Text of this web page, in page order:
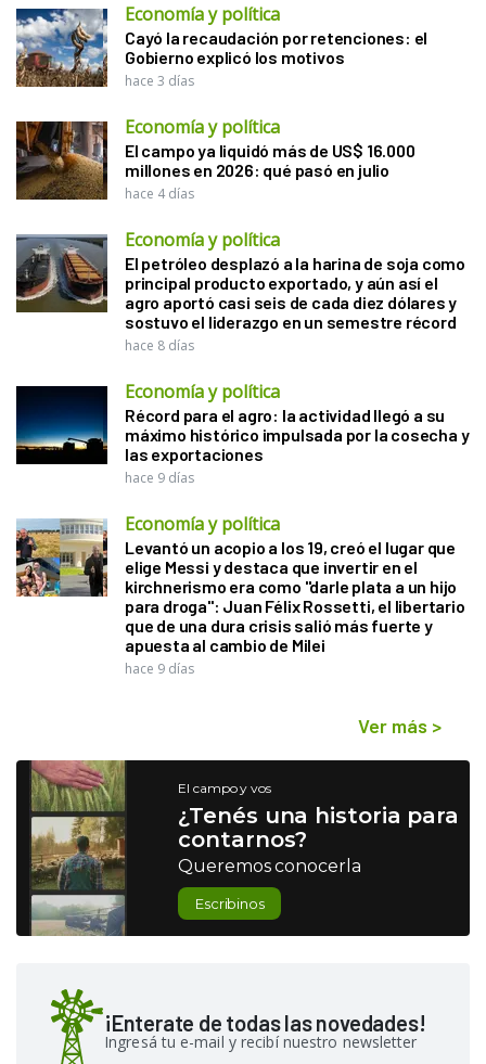
Economía y política
Cayó la recaudación por retenciones: el
Gobierno explicó los motivos
hace 3 días
Economía y política
El campo ya liquidó más de US$ 16.000
millones en 2026: qué pasó en julio
hace 4 días
Economía y política
El petróleo desplazó a la harina de soja como
principal producto exportado, y aún así el
agro aportó casi seis de cada diez dólares y
sostuvo el liderazgo en un semestre récord
hace 8 días
Economía y política
Récord para el agro: la actividad llegó a su
máximo histórico impulsada por la cosecha y
las exportaciones
hace 9 días
Economía y política
Levantó un acopio a los 19, creó el lugar que
elige Messi y destaca que invertir en el
kirchnerismo era como "darle plata a un hijo
para droga": Juan Félix Rossetti, el libertario
que de una dura crisis salió más fuerte y
apuesta al cambio de Milei
hace 9 días
Ver más >
El campo y vos
¿Tenés una historia para
contarnos?
Queremos conocerla
Escribinos
¡Enterate de todas las novedades!
Ingresá tu e-mail y recibí nuestro newsletter